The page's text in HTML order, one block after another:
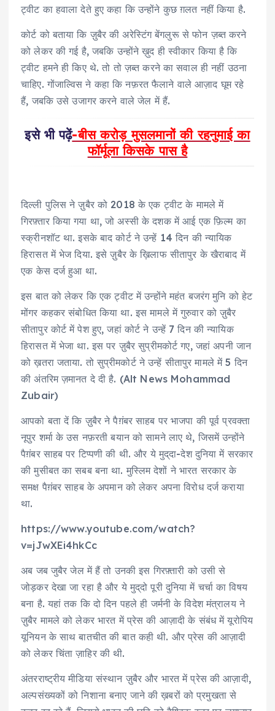
ट्वीट का हवाला देते हुए कहा कि उन्होंने कुछ ग़लत नहीं किया है.
कोर्ट को बताया कि ज़ुबैर की अरेस्टिंग बेंगलुरू से फोन ज़ब्त करने
को लेकर की गई है, जबकि उन्होंने ख़ुद ही स्वीकार किया है कि
ट्वीट हमने ही किए थे. तो तो ज़ब्त करने का सवाल ही नहीं उठना
चाहिए. गोंजाल्विस ने कहा कि नफ़रत फैलाने वाले आज़ाद घूम रहे
हैं, जबकि उसे उजागर करने वाले जेल में हैं.
इसे भी पढ़ें-बीस करोड़ मुसलमानों की रहनुमाई का
फॉर्मूला किसके पास है
दिल्ली पुलिस ने ज़ुबैर को 2018 के एक ट्वीट के मामले में
गिरफ़्तार किया गया था, जो अस्सी के दशक में आई एक फ़िल्म का
स्क्रीनशॉट था. इसके बाद कोर्ट ने उन्हें 14 दिन की न्यायिक
हिरासत में भेज दिया. इसे ज़ुबैर के ख़िलाफ सीतापुर के खैराबाद में
एक केस दर्ज हुआ था.
इस बात को लेकर कि एक ट्वीट में उन्होंने महंत बजरंग मुनि को हेट
मोंगर कहकर संबोधित किया था. इस मामले में गुरुवार को ज़ुबैर
सीतापुर कोर्ट में पेश हुए, जहां कोर्ट ने उन्हें 7 दिन की न्यायिक
हिरासत में भेजा था. इस पर ज़ुबैर सुप्रीमकोर्ट गए, जहां अपनी जान
को ख़तरा जताया. तो सुप्रीमकोर्ट ने उन्हें सीतापुर मामले में 5 दिन
की अंतरिम ज़मानत दे दी है. (Alt News Mohammad
Zubair)
आपको बता दें कि ज़ुबैर ने पैग़ंबर साहब पर भाजपा की पूर्व प्रवक्ता
नूपुर शर्मा के उस नफ़रती बयान को सामने लाए थे, जिसमें उन्होंने
पैग़ंबर साहब पर टिप्पणी की थी. और ये मुद्​दा-देश दुनिया में सरकार
की मुसीबत का सबब बना था. मुस्लिम देशों ने भारत सरकार के
समक्ष पैग़ंबर साहब के अपमान को लेकर अपना विरोध दर्ज कराया
था.
https://www.youtube.com/watch?
v=jJwXEi4hkCc
अब जब जुबैर जेल में हैं तो उनकी इस गिरफ़्तारी को उसी से
जोड़कर देखा जा रहा है और ये मुद्​दो पूरी दुनिया में चर्चा का विषय
बना है. यहां तक कि दो दिन पहले ही जर्मनी के विदेश मंत्रालय ने
ज़ुबैर मामले को लेकर भारत में प्रेस की आज़ादी के संबंध में यूरोपिय
यूनियन के साथ बातचीत की बात कही थी. और प्रेस की आज़ादी
को लेकर चिंता ज़ाहिर की थी.
अंतरराष्ट्रीय मीडिया संस्थान ज़ुबैर और भारत में प्रेस की आज़ादी,
अल्पसंख्यकों को निशाना बनाए जाने की ख़बरों को प्रमुखता से